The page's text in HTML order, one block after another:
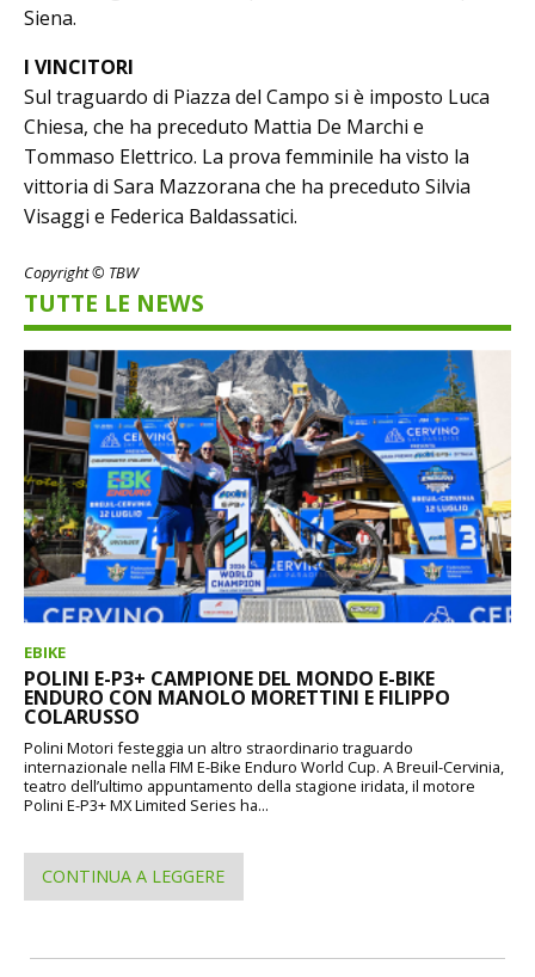
Siena.
I VINCITORI
Sul traguardo di Piazza del Campo si è imposto Luca
Chiesa, che ha preceduto Mattia De Marchi e
Tommaso Elettrico. La prova femminile ha visto la
vittoria di Sara Mazzorana che ha preceduto Silvia
Visaggi e Federica Baldassatici.
Copyright © TBW
TUTTE LE NEWS
EBIKE
POLINI E-P3+ CAMPIONE DEL MONDO E-BIKE
ENDURO CON MANOLO MORETTINI E FILIPPO
COLARUSSO
Polini Motori festeggia un altro straordinario traguardo
internazionale nella FIM E-Bike Enduro World Cup. A Breuil-Cervinia,
teatro dell’ultimo appuntamento della stagione iridata, il motore
Polini E-P3+ MX Limited Series ha...
CONTINUA A LEGGERE